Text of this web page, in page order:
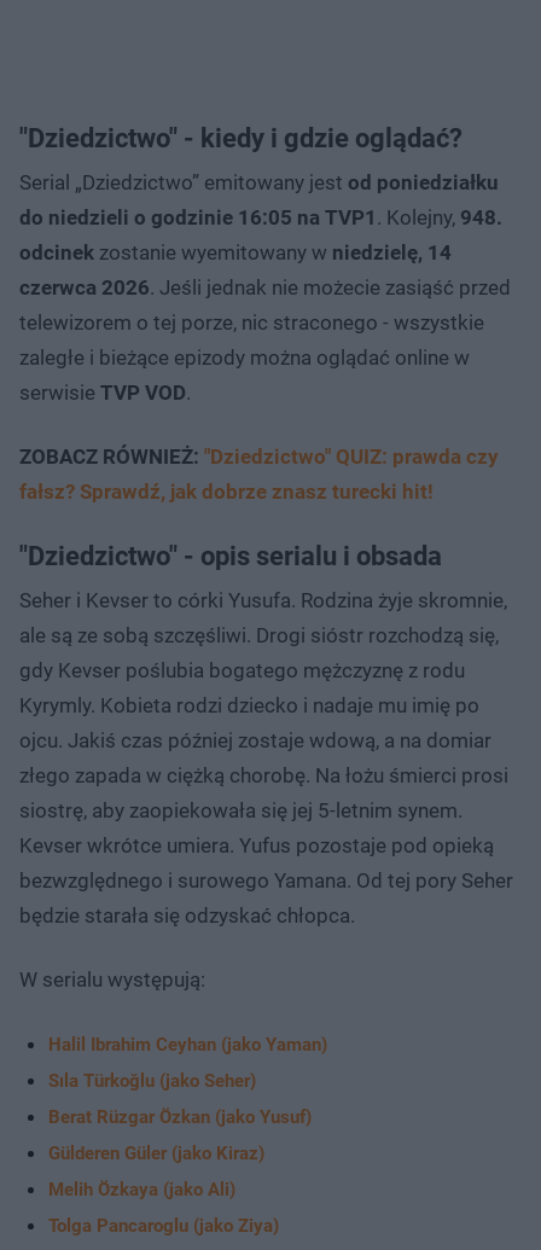
"Dziedzictwo" - kiedy i gdzie oglądać?
Serial „Dziedzictwo” emitowany jest od poniedziałku
do niedzieli o godzinie 16:05 na TVP1 . Kolejny, 948.
odcinek zostanie wyemitowany w niedzielę, 14
czerwca 2026. Jeśli jednak nie możecie zasiąść przed
telewizorem o tej porze, nic straconego - wszystkie
zaległe i bieżące epizody można oglądać online w
serwisie TVP VOD.
ZOBACZ RÓWNIEŻ: "Dziedzictwo" QUIZ: prawda czy
fałsz? Sprawdź, jak dobrze znasz turecki hit!
"Dziedzictwo" - opis serialu i obsada
Seher i Kevser to córki Yusufa. Rodzina żyje skromnie,
ale są ze sobą szczęśliwi. Drogi sióstr rozchodzą się,
gdy Kevser poślubia bogatego mężczyznę z rodu
Kyrymly. Kobieta rodzi dziecko i nadaje mu imię po
ojcu. Jakiś czas później zostaje wdową, a na domiar
złego zapada w ciężką chorobę. Na łożu śmierci prosi
siostrę, aby zaopiekowała się jej 5-letnim synem.
Kevser wkrótce umiera. Yufus pozostaje pod opieką
bezwzględnego i surowego Yamana. Od tej pory Seher
będzie starała się odzyskać chłopca.
W serialu występują:
Halil Ibrahim Ceyhan (jako Yaman)
Sıla Türkoğlu (jako Seher)
Berat Rüzgar Özkan (jako Yusuf)
Gülderen Güler (jako Kiraz)
Melih Özkaya (jako Ali)
Tolga Pancaroglu (jako Ziya)